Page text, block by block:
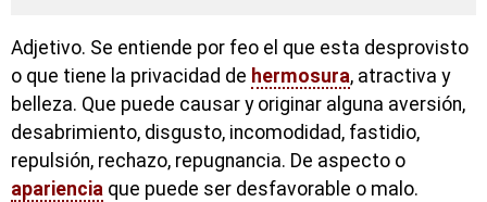
Adjetivo. Se entiende por feo el que esta desprovisto
o que tiene la privacidad de hermosura, atractiva y
belleza. Que puede causar y originar alguna aversión,
desabrimiento, disgusto, incomodidad, fastidio,
repulsión, rechazo, repugnancia. De aspecto o
apariencia que puede ser desfavorable o malo.